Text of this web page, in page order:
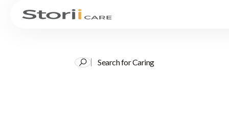
Search for Caring